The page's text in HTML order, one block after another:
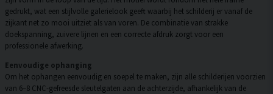
gedrukt, wat een stijlvolle galerielook geeft waarbij het schilderij er vanaf de
zijkant net zo mooi uitziet als van voren. De combinatie van strakke
doekspanning, zuivere lijnen en een correcte afdruk zorgt voor een
professionele afwerking.
Eenvoudige ophanging
Om het ophangen eenvoudig en soepel te maken, zijn alle schilderijen voorzien
van 6–8 CNC-gefreesde sleutelgaten aan de achterzijde, afhankelijk van de